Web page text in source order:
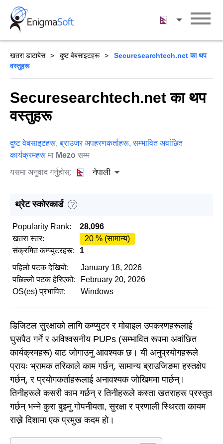
Skip
content
नेपाली
खतरा डाटाबेस दुष्ट वेबसाइटहरू
Securesearchtech.net का थप
वस्तुहरू
Securesearchtech.net का थप
वस्तुहरू
दुष्ट वेबसाइटहरू,ब्राउजर अपहरणकर्ताहरू,सम्भावित अवांछित
कार्यक्रमहरू मा Mezo सम्म
यसमा अनुवाद गर्नुहोस्:
नेपाली
थ्रेट स्कोरकार्ड ?
Popularity Rank:
28,096
खतरा स्तर:
20 % (सामान्य)
संक्रमित कम्प्युटरहरू:
1
पहिलो पटक देखियो:
January 18, 2026
पछिल्लो पटक हेरिएको:
February 20, 2026
OS(es) प्रभावित:
Windows
डिजिटल सुरक्षाको लागि कम्प्युटर र मोबाइल उपकरणहरूलाई
घुसपैठ गर्ने र अविश्वसनीय PUPs (सम्भावित रूपमा अवांछित
कार्यक्रमहरू) बाट जोगाउनु आवश्यक छ। यी अनुप्रयोगहरूले
प्रायः भ्रामक तरिकाले काम गर्छन्, सामान्य ब्राउजिङमा हस्तक्षेप
गर्छन्, र प्रयोगकर्ताहरूलाई अनावश्यक जोखिममा पार्छन्।
तिनीहरूले कसरी काम गर्छन् र तिनीहरूले कस्ता खतराहरू प्रस्तुत
गर्छन् भन्ने कुरा बुझ्नु गोपनीयता, सुरक्षा र प्रणाली स्थिरता कायम
राख्ने दिशामा एक प्रमुख कदम हो।